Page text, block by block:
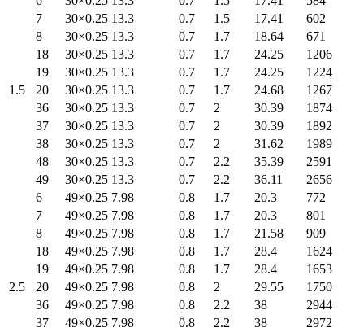
1.5
7
30×0.25 13.3 0.7 1.5 17.41
602
8
30×0.25 13.3 0.7 1.7 18.64
671
18
30×0.25 13.3 0.7 1.7 24.25
1206
19
30×0.25 13.3 0.7 1.7 24.25
1224
20
30×0.25 13.3 0.7 1.7 24.68
1267
36
30×0.25 13.3 0.7 2 30.39
1874
37
30×0.25 13.3 0.7 2 30.39
1892
38
30×0.25 13.3 0.7 2 31.62
1989
48
30×0.25 13.3 0.7 2.2 35.39
2591
49
30×0.25 13.3 0.7 2.2 36.11 2656
2.5
6 49×0.25 7.98 0.8 1.7 20.3
772
7
49×0.25 7.98 0.8 1.7 20.3
801
8
49×0.25 7.98 0.8 1.7 21.58
909
18
49×0.25 7.98 0.8 1.7 28.4
1624
19
49×0.25 7.98 0.8 1.7 28.4
1653
20
49×0.25 7.98 0.8 2 29.55
1750
36
49×0.25 7.98 0.8 2.2 38
2944
37
49×0.25 7.98 0.8 2.2 38
2972